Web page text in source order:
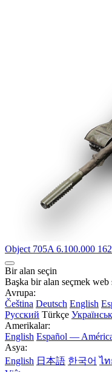
Object 705A 6.100.000
Bir alan seçin
Başka bir alan seçmek
Avrupa:
Čeština Deutsch English
Русский Türkçe
Amerikalar:
English Español —
Asya:
English 日本語 한국어 ไท